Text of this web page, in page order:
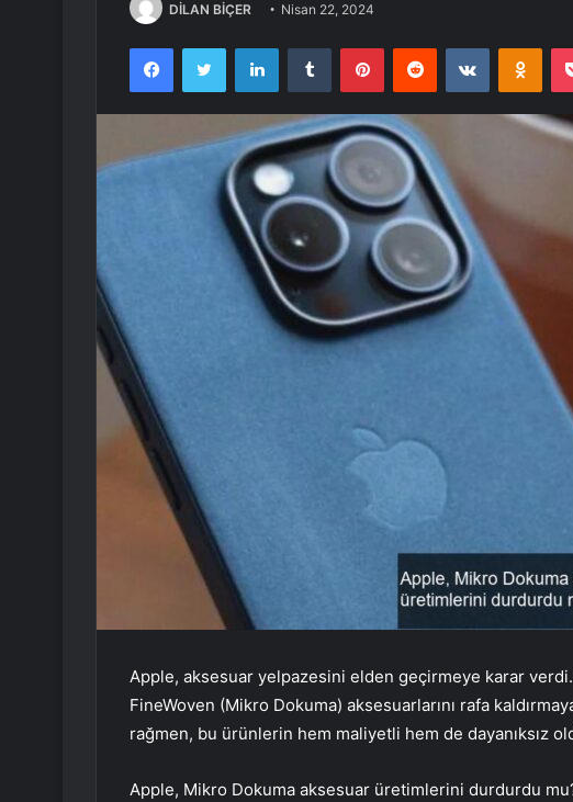
DİLAN BİÇER Nisan 22, 2024
FacebookTwitter LinkedInTumblr PinterestReddit VKontakte
Apple, aksesuar yelpazesini elden geçirmeye karar
FineWoven (Mikro Dokuma) aksesuarlarını rafa
rağmen, bu ürünlerin hem maliyetli hem de dayanıksız
Apple, Mikro Dokuma aksesuar üretimlerini durdurdu